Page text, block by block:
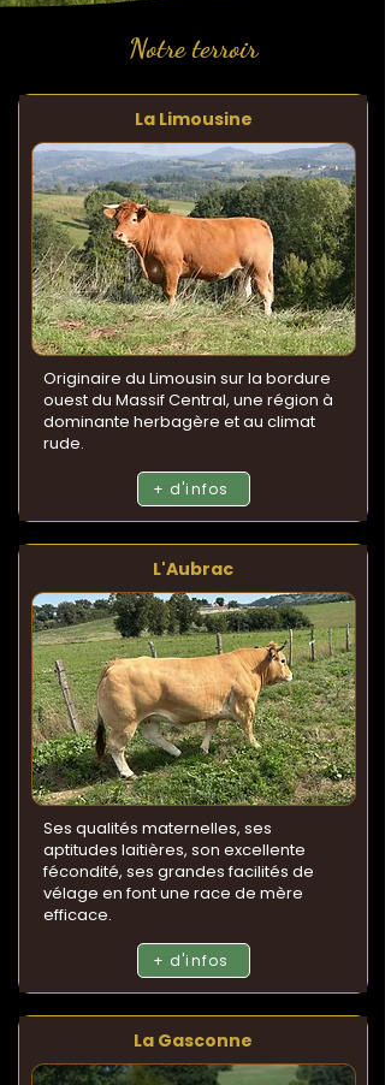
Notre terroir
La Limousine
Originaire du Limousin sur la bordure
ouest du Massif Central, une région à
dominante herbagère et au climat
rude.
+ d'infos
L'Aubrac
Ses qualités maternelles, ses
aptitudes laitières, son excellente
fécondité, ses grandes facilités de
vélage en font une race de mère
efficace.
+ d'infos
La Gasconne